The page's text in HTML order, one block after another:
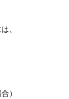
、
）